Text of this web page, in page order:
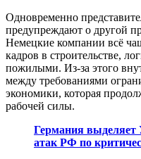
Одновременно
предупреждают о другой
Немецкие компании всё
кадров в строительстве,
пожилыми. Из-за этого
между требованиями
экономики, которая
рабочей силы.
Германия выделяет
атак РФ по